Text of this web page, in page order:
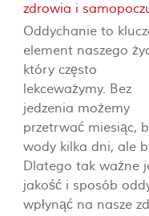
zdrowia i
Oddychanie to
element naszego
który często
lekceważymy. Bez
jedzenia możemy
przetrwać miesiąc,
wody kilka dni, ale
Dlatego tak ważne
jakość i sposób
wpłynąć na nasze